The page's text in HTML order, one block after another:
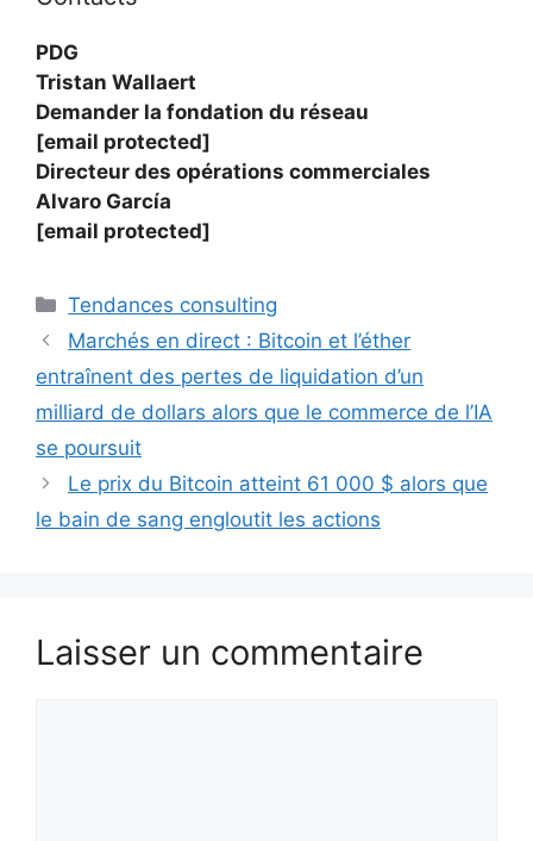
PDG
Tristan Wallaert
Demander la fondation du réseau
[email protected]
Directeur des opérations commerciales
Alvaro García
[email protected]
Catégories
Tendances consulting
Marchés en direct : Bitcoin et l’éther
entraînent des pertes de liquidation d’un
milliard de dollars alors que le commerce de l’IA
se poursuit
Le prix du Bitcoin atteint 61 000 $ alors que
le bain de sang engloutit les actions
Laisser un commentaire